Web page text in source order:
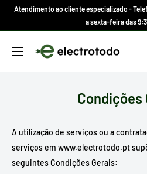
Atendimento ao cliente especializado -
a sexta-feira das
Electrotodo.es
Condições
A utilização de serviços ou a
serviços em www.electrotodo.pt
seguintes Condições Gerais: